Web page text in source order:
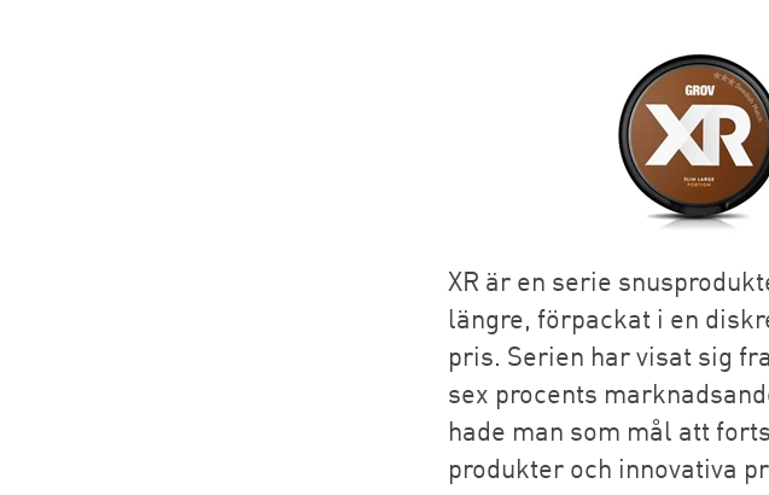
XR är en serie
längre, förpackat i en
pris. Serien har visat sig
sex procents
hade man som mål att
produkter och innovativa